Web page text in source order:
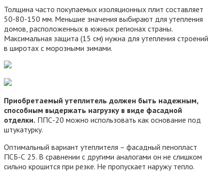
Толщина часто покупаемых изоляционных плит составляет
50-80-150 мм. Меньшие значения выбирают для утепления
домов, расположенных в южных регионах страны.
Максимальная защита (15 см) нужна для утепления строений
в широтах с морозными зимами.
Приобретаемый утеплитель должен быть надежным,
способным выдержать нагрузку в виде фасадной
отделки. ППС-20 можно использовать как основание под
штукатурку.
Оптимальный вариант утеплителя – фасадный пенопласт
ПСБ-С 25. В сравнении с другими аналогами он не слишком
сильно крошится при резке. Не пропускает наружу тепло.